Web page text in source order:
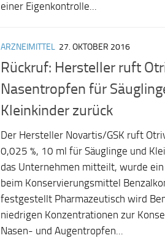
einer Eigenkontrolle...
ARZNEIMITTEL 27. OKTOBER 2016
Rückruf: Hersteller ruft
Nasentropfen für
Kleinkinder zurück
Der Hersteller Novartis/GSK ruft
0,025 %, 10 ml für Säuglinge und
das Unternehmen mitteilt, wurde
beim Konservierungsmittel
festgestellt Pharmazeutisch wird
niedrigen Konzentrationen zur
Nasen- und Augentropfen...